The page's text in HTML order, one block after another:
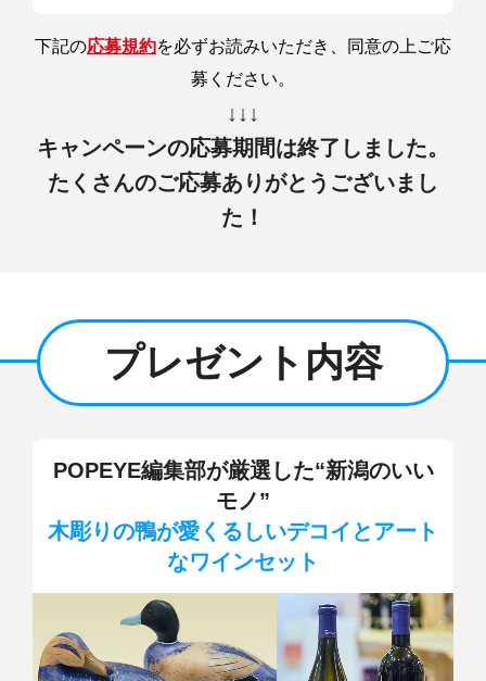
下記の応募規約を必ずお読みいただき、
同意の上ご応
募ください。
↓↓↓
キャンペーンの応募期間は終了しました。
たくさんのご応募ありがとうございまし
た！
プレゼント内容
POPEYE編集部が厳選した“新潟のいい
モノ”
木彫りの鴨が愛くるしいデコイ とアート
なワインセット